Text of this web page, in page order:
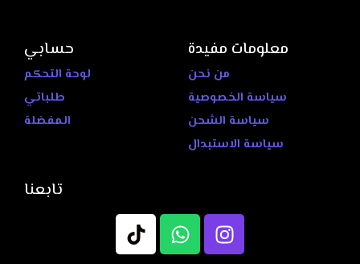
معلومات مفيدة
من نحن
سياسة الخصوصية
سياسة الشحن
سياسة الاستبدال
حسابي
لوحة التحكم
طلباتي
المفضلة
تابعنا